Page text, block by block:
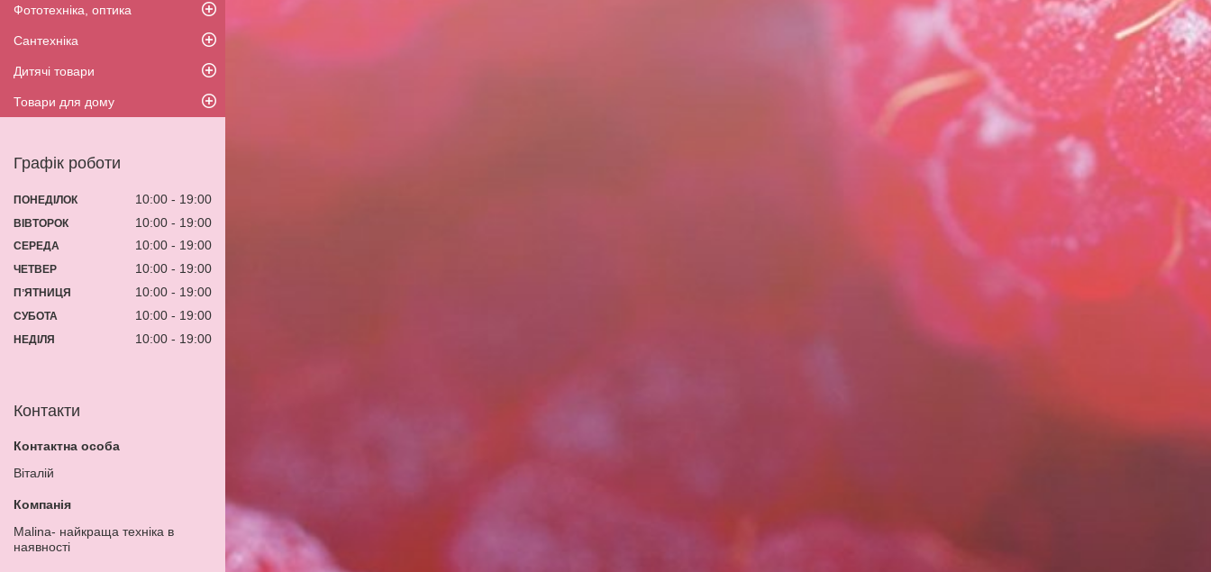
Фототехніка, оптика
Сантехніка
Дитячі товари
Товари для дому
Графік роботи
ПОНЕДІЛОК 10:00 19:00
ВІВТОРОК 10:00 19:00
СЕРЕДА 10:00 19:00
ЧЕТВЕР 10:00 19:00
ПʼЯТНИЦЯ 10:00 19:00
СУБОТА 10:00 19:00
НЕДІЛЯ 10:00 19:00
Контакти
Віталій
Malina- найкраща техніка в
наявності